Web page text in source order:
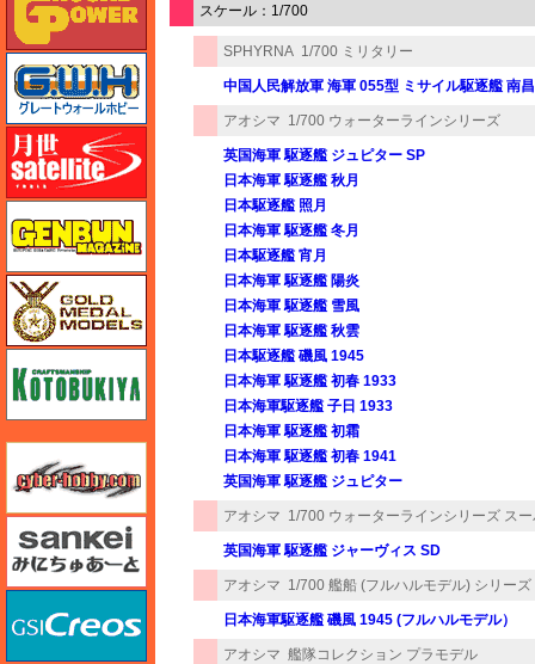
スケール：1/700
SPHYRNA 1/700 ミリタリー
中国人民解放軍 海軍 055型 ミサイル駆逐艦 南
アオシマ 1/700 ウォーターラインシリーズ
英国海軍 駆逐艦 ジュピター SP
日本海軍 駆逐艦 秋月
日本駆逐艦 照月
日本海軍 駆逐艦 冬月
日本駆逐艦 宵月
日本海軍 駆逐艦 陽炎
日本海軍 駆逐艦 雪風
日本海軍 駆逐艦 秋雲
日本駆逐艦 磯風 1945
日本海軍 駆逐艦 初春 1933
日本海軍駆逐艦 子日 1933
日本海軍 駆逐艦 初霜
日本海軍 駆逐艦 初春 1941
英国海軍 駆逐艦 ジュピター
アオシマ 1/700 ウォーターラインシリーズ ス
英国海軍 駆逐艦 ジャーヴィス SD
アオシマ 1/700 艦船 (フルハルモデル) シリーズ
日本海軍駆逐艦 磯風 1945 (フルハルモデル）
アオシマ 艦隊コレクション プラモデル
月世 サテライトツールス
ゲンブンマガジン
ゴールドメダルモデルズ
サイバーホビー
さんけい みにちゅあーと
GSIクレオス